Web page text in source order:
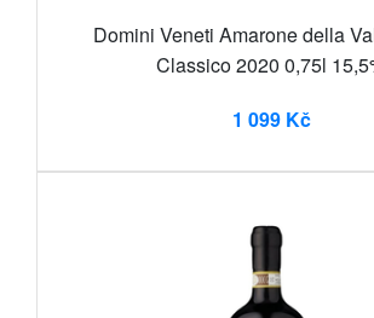
Domini Veneti Amarone della
Classico 2020 0,75l
1 099 Kč